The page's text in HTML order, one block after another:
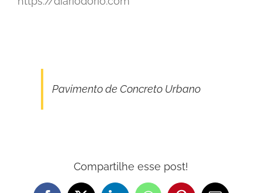
Pavimento de Concreto Urbano
Compartilhe esse post!